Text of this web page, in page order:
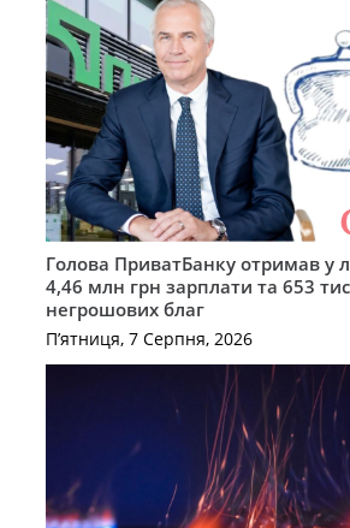
Голова ПриватБанку отримав у
4,46 млн грн зарплати та 653
негрошових благ
П’ятниця, 7 Серпня, 2026